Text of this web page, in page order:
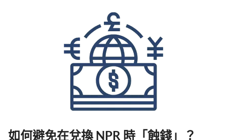
如何避免在兌換 NPR 時「蝕錢」？